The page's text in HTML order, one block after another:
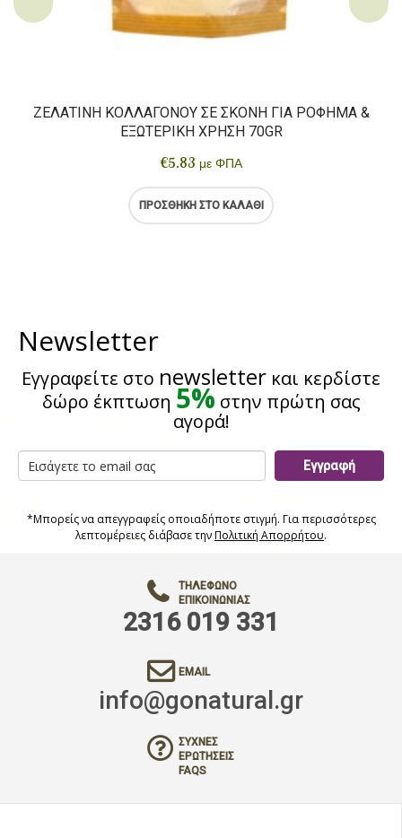
ΖΕΛΑΤΊΝΗ ΚΟΛΛΑΓΌΝΟΥ ΣΕ ΣΚΌΝΗ ΓΙΑ ΡΌΦΗΜΑ &
ΕΞΩΤΕΡΙΚΉ ΧΡΉΣΗ 70GR
€5.83 με ΦΠΑ
ΠΡΟΣΘΉΚΗ ΣΤΟ ΚΑΛΆΘΙ
Newsletter
Εγγραφείτε στο newsletter και κερδίστε
δώρο έκπτωση 5% στην πρώτη σας
αγορά!
Εγγραφή
*Μπορείς να απεγγραφείς οποιαδήποτε στιγμή. Για περισσότερες
λεπτομέρειες διάβασε τηνΠολιτική Απορρήτου.
ΤΗΛΈΦΩΝΟ
ΕΠΙΚΟΙΝΩΝΊΑΣ
2316 019 331
EMAIL
info@gonatural.gr
ΣΥΧΝΈΣ
ΕΡΩΤΉΣΕΙΣ
FAQS